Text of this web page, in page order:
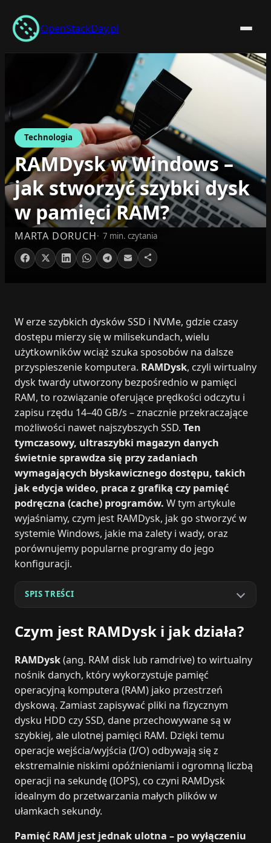
Przejdź
do
treści
OpenStackDay.pl
Technologia
RAMDysk w Windows –
jak stworzyć szybki dysk
w pamięci RAM?
MARTA DORUCH 7 min. czytania
W erze szybkich dysków SSD i NVMe, gdzie czasy
dostępu mierzy się w milisekundach, wielu
użytkowników wciąż szuka sposobów na dalsze
przyspieszenie komputera. RAMDysk, czyli wirtualny
dysk twardy utworzony bezpośrednio w pamięci
RAM, to rozwiązanie oferujące prędkości odczytu i
zapisu rzędu 14–40 GB/s – znacznie przekraczające
możliwości nawet najszybszych SSD. Ten
tymczasowy, ultraszybki magazyn danych
świetnie sprawdza się przy zadaniach
wymagających błyskawicznego dostępu, takich
jak edycja wideo, praca z grafiką czy pamięć
podręczna (cache) programów. W tym artykule
wyjaśniamy, czym jest RAMDysk, jak go stworzyć w
systemie Windows, jakie ma zalety i wady, oraz
porównujemy popularne programy do jego
konfiguracji.
SPIS TREŚCI
Czym jest RAMDysk i jak działa?
RAMDysk(ang. RAM disk lub ramdrive) to wirtualny
nośnik danych, który wykorzystuje pamięć
operacyjną komputera (RAM) jako przestrzeń
dyskową. Zamiast zapisywać pliki na fizycznym
dysku HDD czy SSD, dane przechowywane są w
szybkiej, ale ulotnej pamięci RAM. Dzięki temu
operacje wejścia/wyjścia (I/O) odbywają się z
ekstremalnie niskimi opóźnieniami i ogromną liczbą
operacji na sekundę (IOPS), co czyni RAMDysk
idealnym do przetwarzania małych plików w
ułamkach sekundy.
Pamięć RAM jest jednak ulotna – po wyłączeniu